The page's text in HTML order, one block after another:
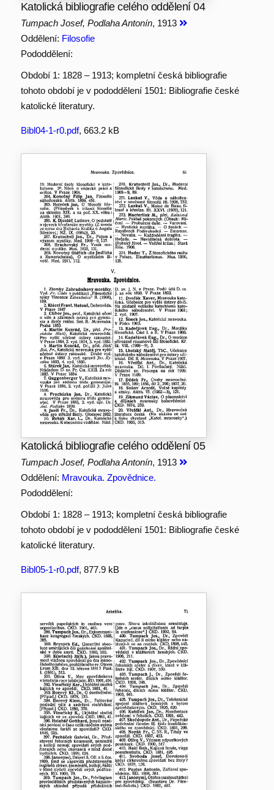
Katolická bibliografie celého oddělení 04
Tumpach Josef, Podlaha Antonín, 1913
Oddělení: Filosofie
Pododdělení:
Období 1: 1828 – 1913; kompletní česká bibliografie
tohoto období je v pododdělení 1501: Bibliografie české
katolické literatury.
Bibl04-1-r0.pdf, 663.2 kB
Katolická bibliografie celého oddělení 05
Tumpach Josef, Podlaha Antonín, 1913
Oddělení: Mravouka. Zpovědnice.
Pododdělení:
Období 1: 1828 – 1913; kompletní česká bibliografie
tohoto období je v pododdělení 1501: Bibliografie české
katolické literatury.
Bibl05-1-r0.pdf, 877.9 kB